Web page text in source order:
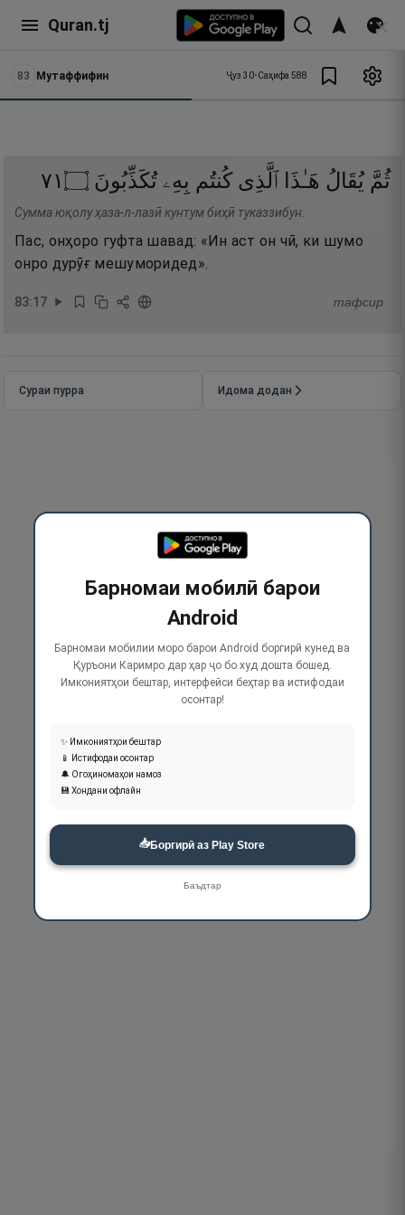
Quran.tj
83 Мутаффифин Ҷуз 30•Саҳифа 588
ثُمَّ يُقَالُ هَـٰذَا ٱلَّذِى كُنتُم بِهِۦ تُكَذِّبُونَ ۝١٧
Сумма юқолу ҳаза-л-лазӣ кунтум биҳӣ туказзибун.
Пас, онҳоро гуфта шавад: «Ин аст он чӣ, ки шумо
онро дурӯғ мешуморидед».
83:17 тафсир
Сураи пурра Идома додан
Барномаи мобилӣ барои
Android
Барномаи мобилии моро барои Android боргирӣ кунед ва
Қуръони Каримро дар ҳар ҷо бо худ дошта бошед.
Имкониятҳои бештар, интерфейси беҳтар ва истифодаи
осонтар!
✨ Имкониятҳои бештар
📱 Истифодаи осонтар
🔔 Огоҳиномаҳои намоз
💾 Хондани офлайн
📥Боргирӣ аз Play Store
Баъдтар